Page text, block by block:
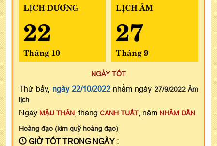
LỊCH DƯƠNG
22
Tháng 10
LỊCH ÂM
27
Tháng 9
NGÀY TỐT
Thứ bảy, ngày 22/10/2022nhằm ngày 27/9/2022 Âm
lịch
Ngày MẬU THÂN , tháng CANH TUẤT , năm NHÂM DẦN
Hoàng đạo (kim quỹ hoàng đạo)
GIỜ TỐT TRONG NGÀY :